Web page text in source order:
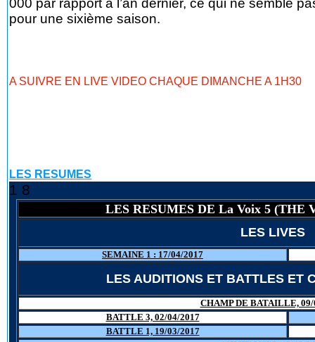
000 par rapport à l’an dernier, ce qui ne semble
pour une sixième saison.
A SUIVRE EN LIVE VIDEO CHAQUE DIMANCHE A 1H30
LES RESUMES